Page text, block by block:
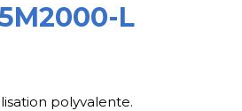
L
polyvalente.